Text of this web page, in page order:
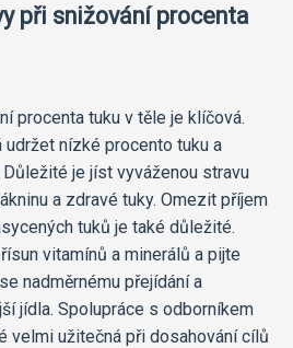
při snižování procenta
procenta tuku v těle je klíčová.
udržet nízké procento tuku a
je jíst vyváženou stravu
a zdravé tuky. Omezit příjem
tuků je také důležité.
vitamínů a minerálů a pijte
nadměrnému přejídání a
jídla. Spolupráce s odborníkem
velmi užitečná při dosahování cílů